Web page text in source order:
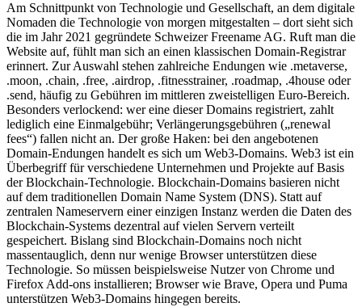
Am Schnittpunkt von Technologie und Gesellschaft, an dem digitale
Nomaden die Technologie von morgen mitgestalten – dort sieht sich
die im Jahr 2021 gegründete Schweizer Freename AG. Ruft man die
Website auf, fühlt man sich an einen klassischen Domain-Registrar
erinnert. Zur Auswahl stehen zahlreiche Endungen wie .metaverse,
.moon, .chain, .free, .airdrop, .fitnesstrainer, .roadmap, .4house oder
.send, häufig zu Gebühren im mittleren zweistelligen Euro-Bereich.
Besonders verlockend: wer eine dieser Domains registriert, zahlt
lediglich eine Einmalgebühr; Verlängerungsgebühren („renewal
fees“) fallen nicht an. Der große Haken: bei den angebotenen
Domain-Endungen handelt es sich um Web3-Domains. Web3 ist ein
Überbegriff für verschiedene Unternehmen und Projekte auf Basis
der Blockchain-Technologie. Blockchain-Domains basieren nicht
auf dem traditionellen Domain Name System (DNS). Statt auf
zentralen Nameservern einer einzigen Instanz werden die Daten des
Blockchain-Systems dezentral auf vielen Servern verteilt
gespeichert. Bislang sind Blockchain-Domains noch nicht
massentauglich, denn nur wenige Browser unterstützen diese
Technologie. So müssen beispielsweise Nutzer von Chrome und
Firefox Add-ons installieren; Browser wie Brave, Opera und Puma
unterstützen Web3-Domains hingegen bereits.